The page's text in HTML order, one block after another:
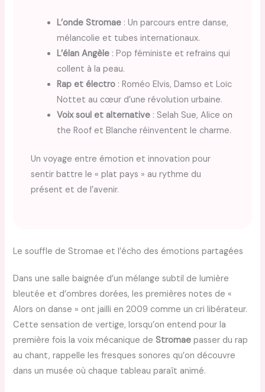
L’onde Stromae : Un parcours entre danse,
mélancolie et tubes internationaux.
L’élan Angèle : Pop féministe et refrains qui
collent à la peau.
Rap et électro : Roméo Elvis, Damso et Loïc
Nottet au cœur d’une révolution urbaine.
Voix soul et alternative : Selah Sue, Alice on
the Roof et Blanche réinventent le charme.
Un voyage entre émotion et innovation pour
sentir battre le « plat pays » au rythme du
présent et de l’avenir.
Le souffle de Stromae et l’écho des émotions partagées
Dans une salle baignée d’un mélange subtil de lumière
bleutée et d’ombres dorées, les premières notes de «
Alors on danse » ont jailli en 2009 comme un cri libérateur.
Cette sensation de vertige, lorsqu’on entend pour la
première fois la voix mécanique de Stromae passer du rap
au chant, rappelle les fresques sonores qu’on découvre
dans un musée où chaque tableau paraît animé.